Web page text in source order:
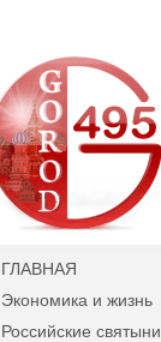
ГЛАВНАЯ
Экономика и жизнь
Российские святыни